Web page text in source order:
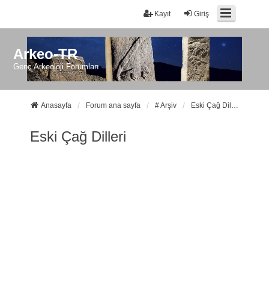
Giriş
Kayıt
Arkeo-TR
Genç Arkeoloji Forumları
Anasayfa Forum ana sayfa # Arşiv Eski Çağ Dilleri
Eski Çağ Dilleri